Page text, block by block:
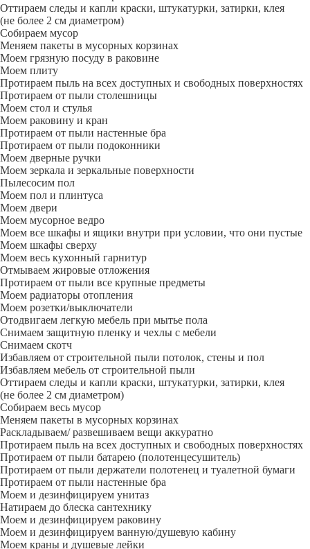
Оттираем следы и капли краски, штукатурки, затирки, клея
(не более 2 см диаметром)
Собираем мусор
Меняем пакеты в мусорных корзинах
Моем грязную посуду в раковине
Моем плиту
Протираем пыль на всех доступных и свободных поверхностях
Протираем от пыли столешницы
Моем стол и стулья
Моем раковину и кран
Протираем от пыли настенные бра
Протираем от пыли подоконники
Моем дверные ручки
Моем зеркала и зеркальные поверхности
Пылесосим пол
Моем пол и плинтуса
Моем двери
Моем мусорное ведро
Моем все шкафы и ящики внутри при условии, что они пустые
Моем шкафы сверху
Моем весь кухонный гарнитур
Отмываем жировые отложения
Протираем от пыли все крупные предметы
Моем радиаторы отопления
Моем розетки/выключатели
Отодвигаем легкую мебель при мытье пола
Снимаем защитную пленку и чехлы с мебели
Снимаем скотч
Избавляем от строительной пыли потолок, стены и пол
Избавляем мебель от строительной пыли
Оттираем следы и капли краски, штукатурки, затирки, клея
(не более 2 см диаметром)
Собираем весь мусор
Меняем пакеты в мусорных корзинах
Раскладываем/ развешиваем вещи аккуратно
Протираем пыль на всех доступных и свободных поверхностях
Протираем от пыли батарею (полотенцесушитель)
Протираем от пыли держатели полотенец и туалетной бумаги
Протираем от пыли настенные бра
Моем и дезинфицируем унитаз
Натираем до блеска сантехнику
Моем и дезинфицируем раковину
Моем и дезинфицируем ванную/душевую кабину
Моем краны и душевые лейки